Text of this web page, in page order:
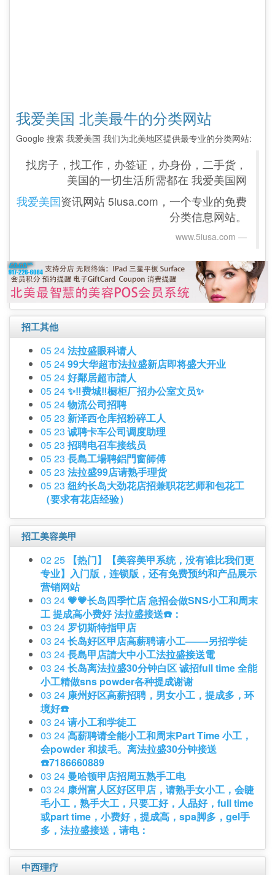
我爱美国 北美最牛的分类网站
Google 搜索 我爱美国 我们为北美地区提供最专业的分类网站:
找房子，找工作，办签证，办身份，二手货，
美国的一切生活所需都在 我爱美国网
我爱美国资讯网站 5iusa.com，一个专业的免费
分类信息网站。
www.5iusa.com‎
招工其他
05 24法拉盛眼科请人
05 2499大华超市法拉盛新店即将盛大开业
05 24好鄰居超市請人
05 24✨‼️费城‼️橱柜厂招办公室文员✨
05 24物流公司招聘
05 23 新泽西仓库招粉碎工人
05 23 诚聘卡车公司调度助理
05 23 招聘电召车接线员
05 23 長島工場聘鋁門窗師傅
05 23 法拉盛99店请熟手理货
05 23 纽约长岛大劲花店招兼职花艺师和包花工
（要求有花店经验）
招工美容美甲
02 25
【热门】【美容美甲系统，没有谁比我们更
专业】入门版，连锁版，还有免费预约和产品展示
营销网站
03 24 💗💗长岛四季忙店 急招会做SNS小工和周末
工 提成高小费好 法拉盛接送☎️：
03 24 罗切斯特指甲店
03 24长岛好区甲店高薪聘请小工——-另招学徒
03 24長島甲店請大中小工法拉盛接送電
03 24长岛离法拉盛30分钟白区 诚招full time 全能
小工精做sns powder各种提成谢谢
03 24 康州好区高薪招聘，男女小工，提成多，环
境好☎️
03 24请小工和学徒工
03 24高薪聘请全能小工和周末Part Time 小工，
会powder 和拔毛。离法拉盛30分钟接送
☎️7186660889
03 24 曼哈顿甲店招周五熟手工电
03 24 康州富人区好区甲店，请熟手女小工，会睫
毛小工，熟手大工，只要工好，人品好，full time
或part time，小费好，提成高，spa脚多，gel手
多，法拉盛接送，请电：
中西理疗